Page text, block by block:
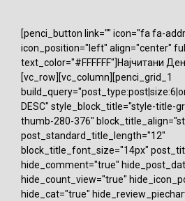
[penci_button link="" icon="fa fa-
icon_position="left" align="center"
text_color="#FFFFFF"]Најчитани
[vc_row][vc_column][penci_grid_1
DESC" style_block_title="style-title-
thumb-280-376"
post_standard_title_length="12"
block_title_font_size="14px"
hide_comment="true"
hide_count_view="true"
hide_cat="true"